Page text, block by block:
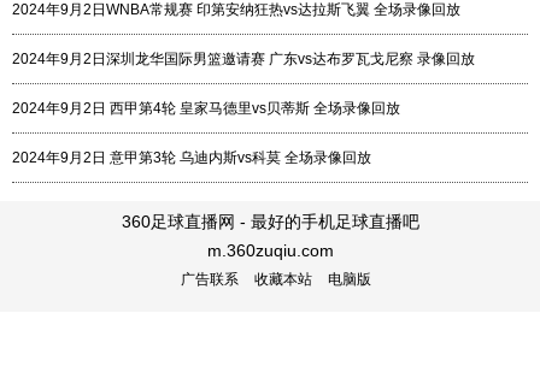
2024年9月2日WNBA常规赛 印第安纳狂热vs达拉斯飞翼 全场录像回放
2024年9月2日深圳龙华国际男篮邀请赛 广东vs达布罗瓦戈尼察 录像回放
2024年9月2日 西甲第4轮 皇家马德里vs贝蒂斯 全场录像回放
2024年9月2日 意甲第3轮 乌迪内斯vs科莫 全场录像回放
360足球直播网 - 最好的手机足球直播吧
m.360zuqiu.com
广告联系 收藏本站 电脑版